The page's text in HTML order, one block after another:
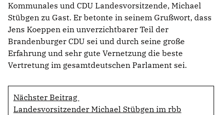
Kommunales und CDU Landesvorsitzende, Michael
Stübgen zu Gast. Er betonte in seinem Grußwort, dass
Jens Koeppen ein unverzichtbarer Teil der
Brandenburger CDU sei und durch seine große
Erfahrung und sehr gute Vernetzung die beste
Vertretung im gesamtdeutschen Parlament sei.
Nächster Beitrag
Landesvorsitzender Michael Stübgen im rbb